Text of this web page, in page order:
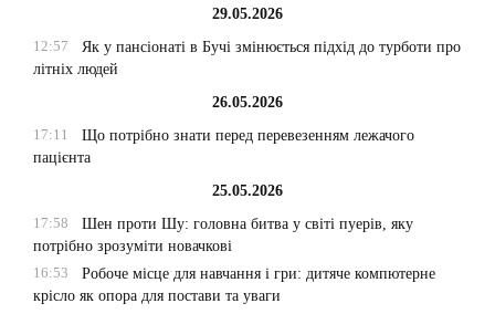
29.05.2026
12:57
Як у пансіонаті в Бучі змінюється підхід до турботи про
літніх людей
26.05.2026
17:11
Що потрібно знати перед перевезенням лежачого
пацієнта
25.05.2026
17:58
Шен проти Шу: головна битва у світі пуерів, яку
потрібно зрозуміти новачкові
16:53
Робоче місце для навчання і гри: дитяче компютерне
крісло як опора для постави та уваги